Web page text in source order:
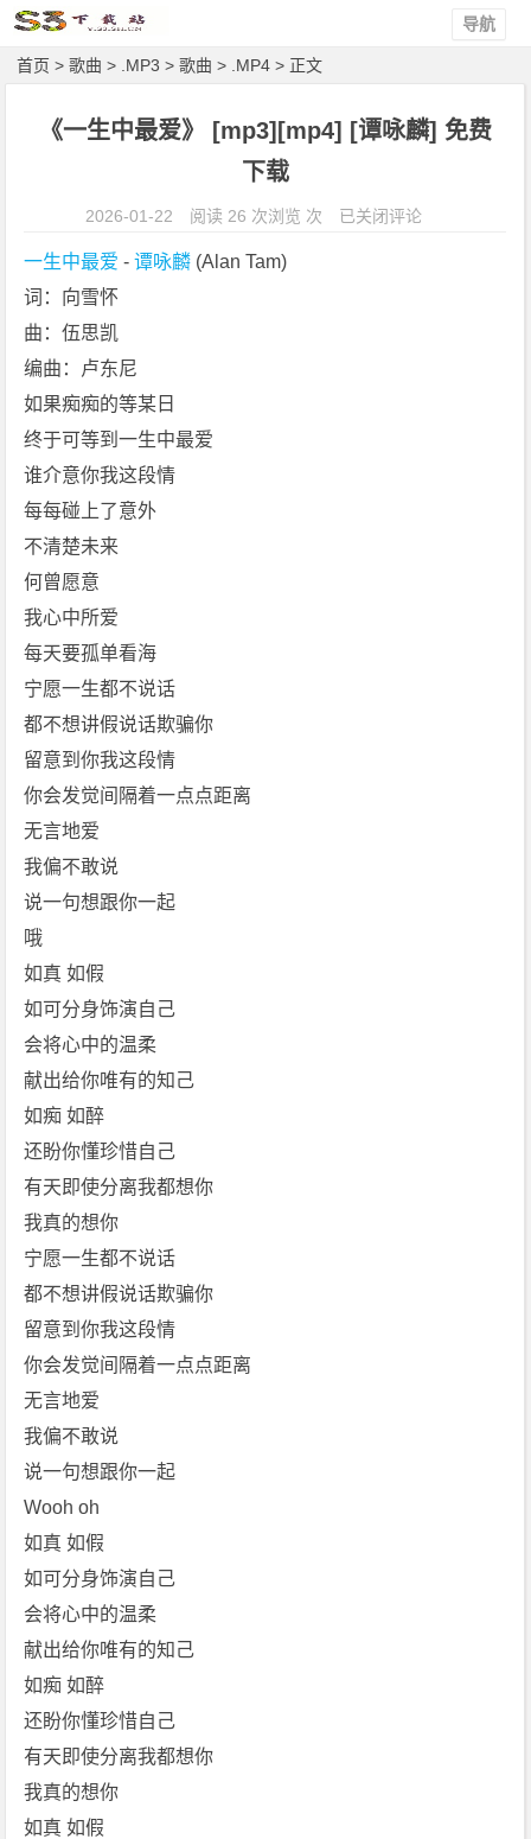
导航
首页 >歌曲 > .MP3 >歌曲 > .MP4 > 正文
《一生中最爱》 [mp3][mp4] [谭咏麟] 免费
下载
2026-01-22 阅读 26 次浏览 次
《一
已关闭评论
一生中最爱 - 谭咏麟 (Alan Tam)
词：向雪怀
曲：伍思凯
编曲：卢东尼
如果痴痴的等某日
终于可等到一生中最爱
谁介意你我这段情
每每碰上了意外
不清楚未来
何曾愿意
我心中所爱
每天要孤单看海
宁愿一生都不说话
都不想讲假说话欺骗你
留意到你我这段情
你会发觉间隔着一点点距离
无言地爱
我偏不敢说
说一句想跟你一起
哦
如真 如假
如可分身饰演自己
会将心中的温柔
献出给你唯有的知己
如痴 如醉
还盼你懂珍惜自己
有天即使分离我都想你
我真的想你
宁愿一生都不说话
都不想讲假说话欺骗你
留意到你我这段情
你会发觉间隔着一点点距离
无言地爱
我偏不敢说
说一句想跟你一起
Wooh oh
如真 如假
如可分身饰演自己
会将心中的温柔
献出给你唯有的知己
如痴 如醉
还盼你懂珍惜自己
有天即使分离我都想你
我真的想你
如真 如假